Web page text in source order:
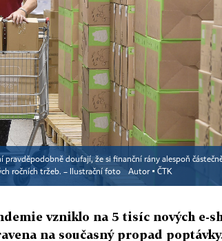
pravděpodobně doufají, že si finanční rány alespoň
ročních tržeb. – Ilustrační foto
Autor ▪ ČTK
vzniklo na 5 tisíc nových e-
na současný propad